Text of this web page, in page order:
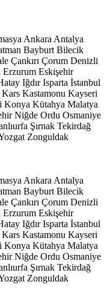
Ankara Antalya
Bayburt Bilecik
Çankırı Çorum Denizli
Erzurum Eskişehir
Iğdır Isparta İstanbul
Kars Kastamonu Kayseri
Konya Kütahya Malatya
Niğde Ordu Osmaniye
Şırnak Tekirdağ
Zonguldak
Ankara Antalya
Bayburt Bilecik
Çankırı Çorum Denizli
Erzurum Eskişehir
Iğdır Isparta İstanbul
Kars Kastamonu Kayseri
Konya Kütahya Malatya
Niğde Ordu Osmaniye
Şırnak Tekirdağ
Zonguldak